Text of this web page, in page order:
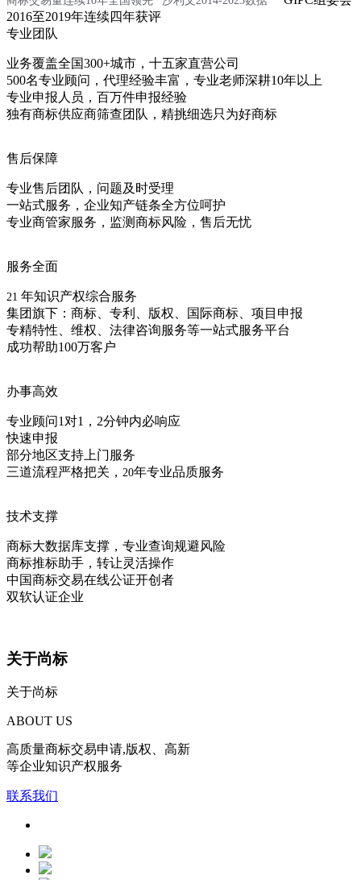
2016至2019年连续四年获评
专业团队
业务覆盖全国300+城市，十五家直营公司
500名专业顾问，代理经验丰富，专业老师深耕10年以上
专业申报人员，百万件申报经验
独有商标供应商筛查团队，精挑细选只为好商标
售后保障
专业售后团队，问题及时受理
一站式服务，企业知产链条全方位呵护
专业商管家服务，监测商标风险，售后无忧
服务全面
21 年知识产权综合服务
集团旗下：商标、专利、版权、国际商标、项目申报
专精特性、维权、法律咨询服务等一站式服务平台
成功帮助100万客户
办事高效
专业顾问1对1，2分钟内必响应
快速申报
部分地区支持上门服务
三道流程严格把关， 20年专业品质服务
技术支撑
商标大数据库支撑，专业查询规避风险
商标推标助手，转让灵活操作
中国商标交易在线公证开创者
双软认证企业
关于尚标
关于尚标
ABOUT US
高质量商标交易申请,版权、高新
等企业知识产权服务
联系我们